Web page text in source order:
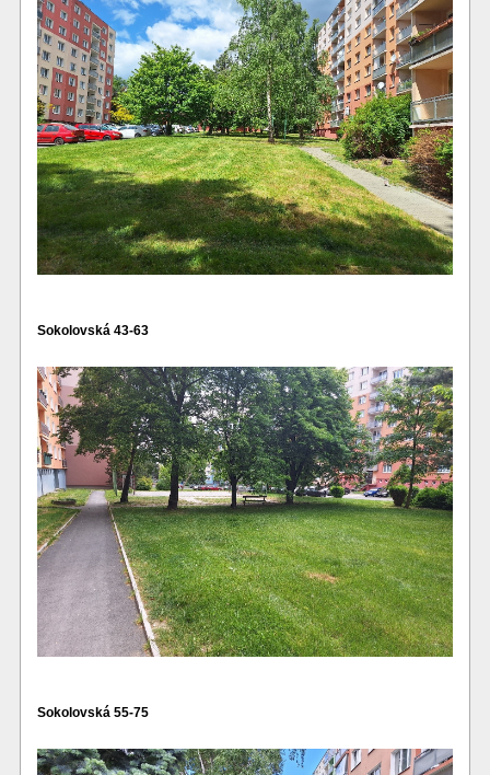
Sokolovská 43-63
Sokolovská 55-75